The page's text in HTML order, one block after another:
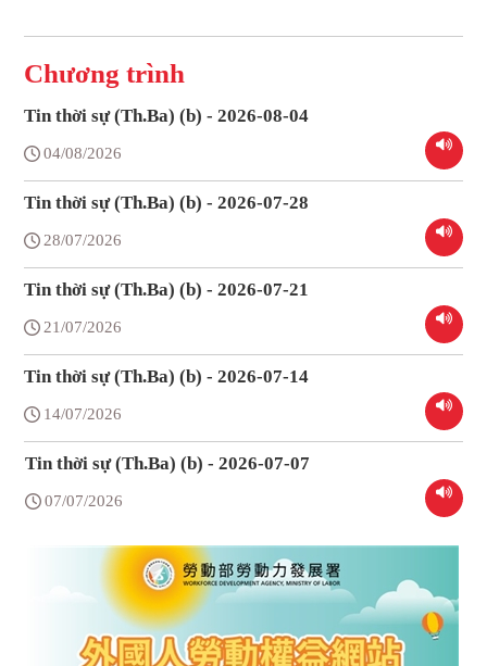
Chương trình
Tin thời sự (Th.Ba) (b) - 2026-08-04
04/08/2026
Tin thời sự (Th.Ba) (b) - 2026-07-28
28/07/2026
Tin thời sự (Th.Ba) (b) - 2026-07-21
21/07/2026
Tin thời sự (Th.Ba) (b) - 2026-07-14
14/07/2026
Tin thời sự (Th.Ba) (b) - 2026-07-07
07/07/2026